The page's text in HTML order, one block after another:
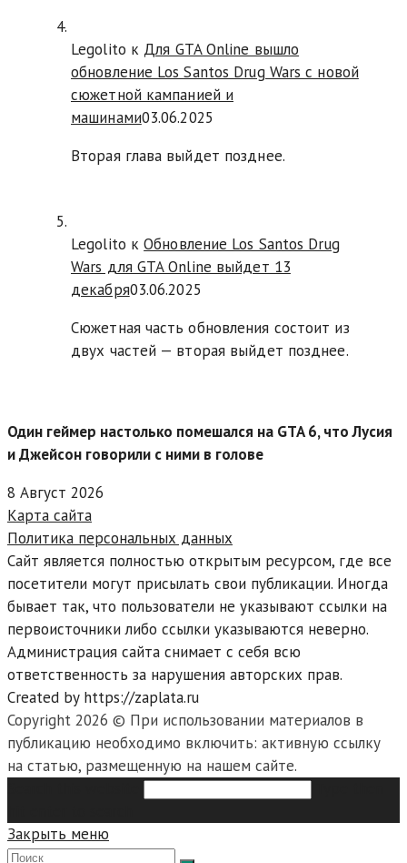
Legolito к Для GTA Online вышло
обновление Los Santos Drug Wars с новой
сюжетной кампанией и
машинами03.06.2025
Вторая глава выйдет позднее.
Legolito кОбновление Los Santos Drug
Wars для GTA Online выйдет 13
декабря03.06.2025
Сюжетная часть обновления состоит из
двух частей — вторая выйдет позднее.
Один геймер настолько помешался на GTA 6, что Лусия
и Джейсон говорили с ними в голове
8 Август 2026
Карта сайта
Политика персональных данных
Сайт является полностью открытым ресурсом, где все
посетители могут присылать свои публикации. Иногда
бывает так, что пользователи не указывают ссылки на
первоисточники либо ссылки указываются неверно.
Администрация сайта снимает с себя всю
ответственность за нарушения авторских прав.
Created by https://zaplata.ru
Copyright 2026 © При использовании материалов в
публикацию необходимо включить: активную ссылку
на статью, размещенную на нашем сайте.
Закрыть меню